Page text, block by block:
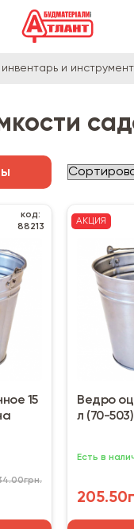
и
код:
88213
15
АКЦИЯ
Ведро
л (70-
Есть в